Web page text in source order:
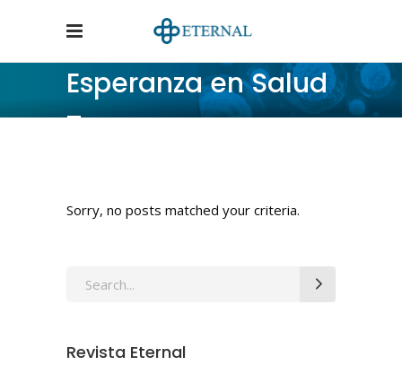
Esperanza en Salud
Tag
Sorry, no posts matched your criteria.
Revista Eternal